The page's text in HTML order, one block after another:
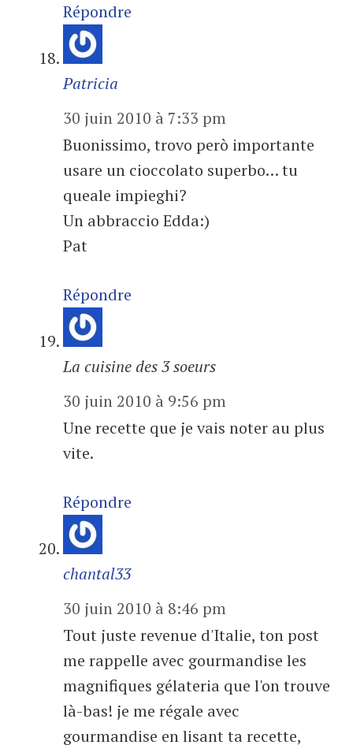
Répondre
Patricia
30 juin 2010 à 7:33 pm
Buonissimo, trovo però importante
usare un cioccolato superbo… tu
queale impieghi?
Un abbraccio Edda:)
Pat
Répondre
La cuisine des 3 soeurs
30 juin 2010 à 9:56 pm
Une recette que je vais noter au plus
vite.
Répondre
chantal33
30 juin 2010 à 8:46 pm
Tout juste revenue d'Italie, ton post
me rappelle avec gourmandise les
magnifiques gélateria que l'on trouve
là-bas! je me régale avec
gourmandise en lisant ta recette,